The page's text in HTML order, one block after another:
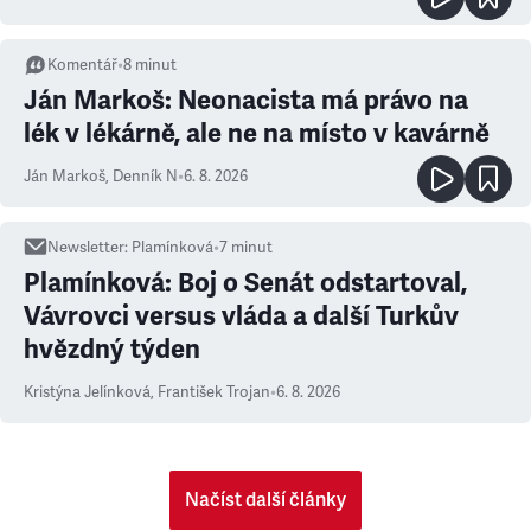
Komentář•8 minut
Ján Markoš: Neonacista má právo na
lék v lékárně, ale ne na místo v kavárně
Ján Markoš, Denník N•6. 8. 2026
Newsletter: Plamínková•7 minut
Plamínková: Boj o Senát odstartoval,
Vávrovci versus vláda a další Turkův
hvězdný týden
Kristýna Jelínková, František Trojan•6. 8. 2026
Načíst další články